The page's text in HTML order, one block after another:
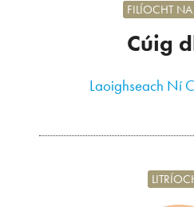
Cúig
FILÍOCHT
Laoighseach Ní